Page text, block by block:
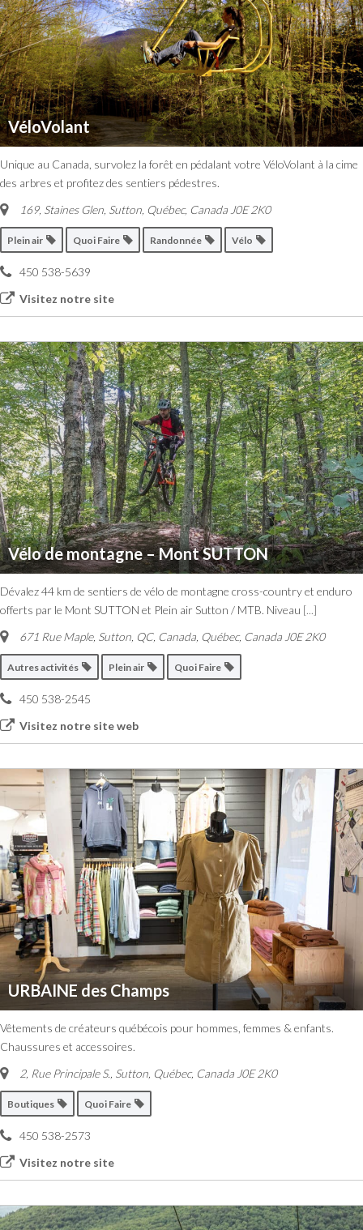
VéloVolant
Unique au Canada, survolez la forêt en pédalant votre VéloVolant à la cime
des arbres et profitez des sentiers pédestres.
169, Staines Glen, Sutton Québec, Canada J0E 2K0
Plein air Quoi Faire Randonnée Vélo
450 538-5639
Visitez notre site
Vélo de montagne – Mont SUTTON
Dévalez 44 km de sentiers de vélo de montagne cross-country et enduro
offerts par le Mont SUTTON et Plein air Sutton / MTB. Niveau [...]
671 Rue Maple, Sutton, QC, Canada Québec, Canada J0E 2K0
Autres activités Plein air Quoi Faire
450 538-2545
Visitez notre site web
URBAINE des Champs
Vêtements de créateurs québécois pour hommes, femmes & enfants.
Chaussures et accessoires.
2, Rue Principale S. Sutton, Québec, Canada J0E 2K0
Boutiques Quoi Faire
450 538-2573
Visitez notre site